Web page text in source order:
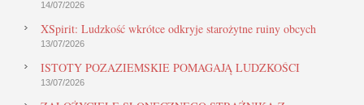
14/07/2026
XSpirit: Ludzkość wkrótce odkryje starożytne ruiny obcych
13/07/2026
ISTOTY POZAZIEMSKIE POMAGAJĄ LUDZKOŚCI
13/07/2026